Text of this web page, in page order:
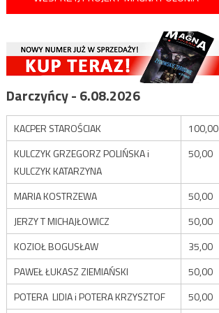
Darczyńcy - 6.08.2026
KACPER STAROŚCIAK
100,00
KULCZYK GRZEGORZ POLIŃSKA i
KULCZYK KATARZYNA
50,00
MARIA KOSTRZEWA
50,00
JERZY T MICHAJŁOWICZ
50,00
KOZIOŁ BOGUSŁAW
35,00
PAWEŁ ŁUKASZ ZIEMIAŃSKI
50,00
POTERA LIDIA i POTERA KRZYSZTOF
50,00